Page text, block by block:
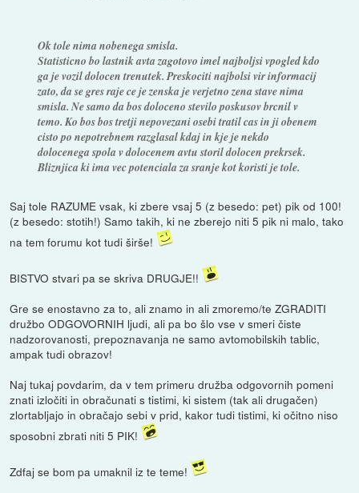
Ok tole nima nobenega smisla.
Statisticno bo lastnik avta zagotovo imel najboljsi vpogled kdo
ga je vozil dolocen trenutek. Preskociti najbolsi vir informacij
zato, da se gres raje ce je zenska je verjetno zena stave nima
smisla. Ne samo da bos doloceno stevilo poskusov brcnil v
temo. Ko bos bos tretji nepovezani osebi tratil cas in ji obenem
cisto po nepotrebnem razglasal kdaj in kje je nekdo
dolocenega spola v dolocenem avtu storil dolocen prekrsek.
Bliznjica ki ima vec potenciala za sranje kot koristi je tole.
Saj tole RAZUME vsak, ki zbere vsaj 5 (z besedo: pet) pik od 100!
(z besedo: stotih!) Samo takih, ki ne zberejo niti 5 pik ni malo, tako
na tem forumu kot tudi širše!
BISTVO stvari pa se skriva DRUGJE!!
Gre se enostavno za to, ali znamo in ali zmoremo/te ZGRADITI
družbo ODGOVORNIH ljudi, ali pa bo šlo vse v smeri čiste
nadzorovanosti, prepoznavanja ne samo avtomobilskih tablic,
ampak tudi obrazov!
Naj tukaj povdarim, da v tem primeru družba odgovornih pomeni
znati izločiti in obračunati s tistimi, ki sistem (tak ali drugačen)
zlortabljajo in obračajo sebi v prid, kakor tudi tistimi, ki očitno niso
sposobni zbrati niti 5 PIK!
Zdfaj se bom pa umaknil iz te teme!